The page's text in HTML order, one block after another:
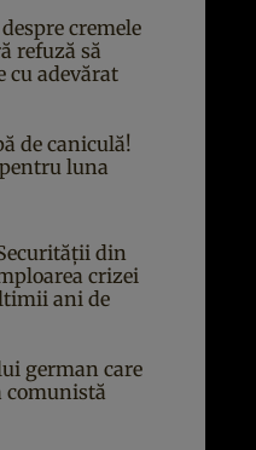
cremele
refuză să
cu adevărat
de caniculă!
luna
din
crizei
ani de
german care
comunistă